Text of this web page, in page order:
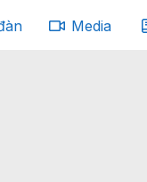
Media